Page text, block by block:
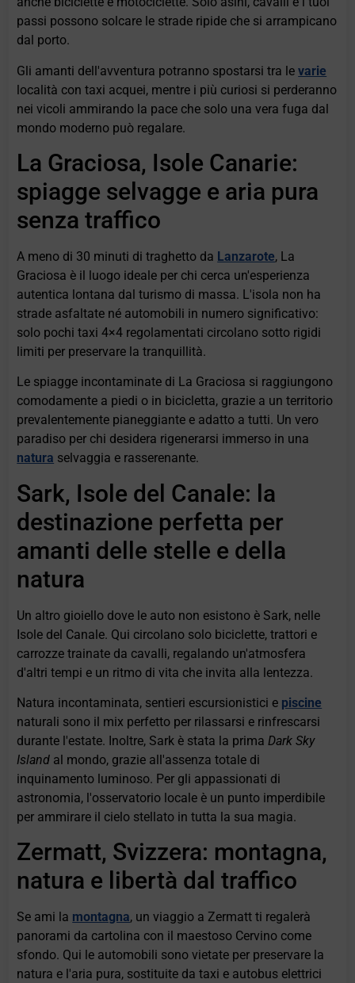
passi possono solcare le strade ripide che si arrampicano
dal porto.
Gli amanti dell'avventura potranno spostarsi tra levarie
località con taxi acquei, mentre i più curiosi si perderanno
nei vicoli ammirando la pace che solo una vera fuga dal
mondo moderno può regalare.
La Graciosa, Isole Canarie:
spiagge selvagge e aria pura
senza traffico
A meno di 30 minuti di traghetto da Lanzarote, La
Graciosa è il luogo ideale per chi cerca un'esperienza
autentica lontana dal turismo di massa. L'isola non ha
strade asfaltate né automobili in numero significativo:
solo pochi taxi 4×4 regolamentati circolano sotto rigidi
limiti per preservare la tranquillità.
Le spiagge incontaminate di La Graciosa si raggiungono
comodamente a piedi o in bicicletta, grazie a un territorio
prevalentemente pianeggiante e adatto a tutti. Un vero
paradiso per chi desidera rigenerarsi immerso in una
natura selvaggia e rasserenante.
Sark, Isole del Canale: la
destinazione perfetta per
amanti delle stelle e della
natura
Un altro gioiello dove le auto non esistono è Sark, nelle
Isole del Canale. Qui circolano solo biciclette, trattori e
carrozze trainate da cavalli, regalando un'atmosfera
d'altri tempi e un ritmo di vita che invita alla lentezza.
Natura incontaminata, sentieri escursionistici e piscine
naturali sono il mix perfetto per rilassarsi e rinfrescarsi
durante l'estate. Inoltre, Sark è stata la primaDark Sky
Island al mondo, grazie all'assenza totale di
inquinamento luminoso. Per gli appassionati di
astronomia, l'osservatorio locale è un punto imperdibile
per ammirare il cielo stellato in tutta la sua magia.
Zermatt, Svizzera: montagna,
natura e libertà dal traffico
Se ami la montagna, un viaggio a Zermatt ti regalerà
panorami da cartolina con il maestoso Cervino come
sfondo. Qui le automobili sono vietate per preservare la
natura e l'aria pura, sostituite da taxi e autobus elettrici